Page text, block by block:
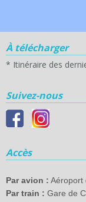
À télécharger
* Itinéraire des
Suivez-nous
Accès
Par avion : Aéroport
Par train : Gare de